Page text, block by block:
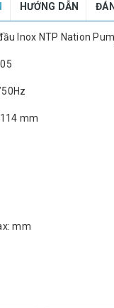
HƯỚNG DẪN
Inox NTP Nation
mm
mm